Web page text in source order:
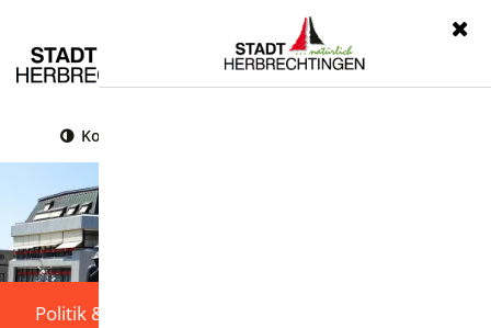
Kontrast
Politik & Verwaltung